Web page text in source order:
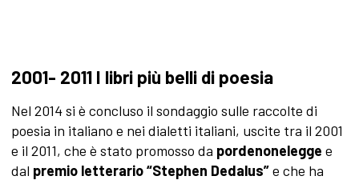
2001- 2011 I libri più belli di poesia
Nel 2014 si è concluso il sondaggio sulle raccolte di
poesia in italiano e nei dialetti italiani, uscite tra il 2001
e il 2011, che è stato promosso da pordenonelegge e
dal premio letterario “Stephen Dedalus”e che ha